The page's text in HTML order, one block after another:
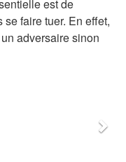
est de
faire tuer. En effet,
adversaire sinon